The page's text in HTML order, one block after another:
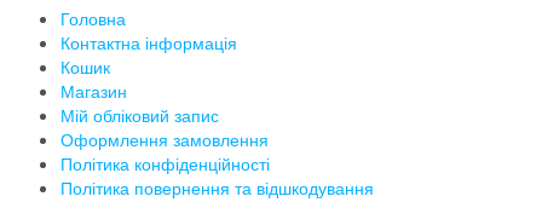
Головна
Контактна інформація
Кошик
Магазин
Мій обліковий запис
Оформлення замовлення
Політика конфіденційності
Політика повернення та відшкодування